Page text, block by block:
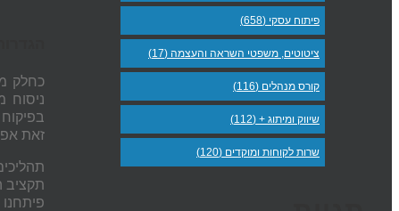
כחלק
ניסוח
זאת
תקציב
פיתוח עסקי (658)
ציטוטים, משפטי השראה והעצמה (17)
קורס מנהלים (116)
שיווק ומיתוג + (112)
שרות לקוחות ומוקדים (120)